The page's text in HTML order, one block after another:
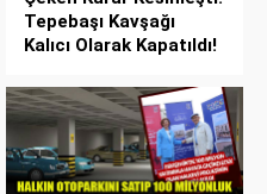
Tepebaşı Kavşağı
Kalıcı Olarak Kapatıldı!